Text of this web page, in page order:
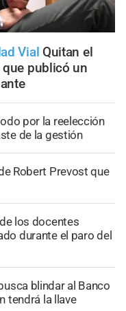
Vial Quitan el
publicó un
por la reelección
de la gestión
Robert Prevost que
los docentes
durante el paro del
blindar al Banco
tendrá la llave